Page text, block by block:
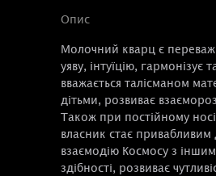
Опис
Молочний кварц є
уяву, інтуїцію, гармонізує
вважається талісманом
дітьми, розвиває
Також при постійному
власник стає
взаємодію Космосу з
здібності, розвиває